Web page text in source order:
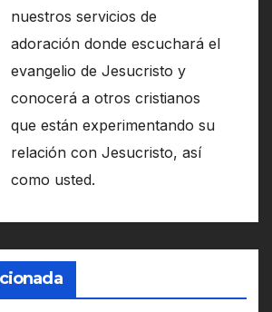
nuestros servicios de
adoración donde escuchará el
evangelio de Jesucristo y
conocerá a otros cristianos
que están experimentando su
relación con Jesucristo, así
como usted.